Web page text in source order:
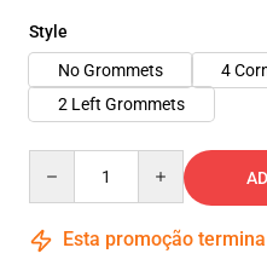
Style
No Grommets
4
2 Left Grommets
Esta promoção